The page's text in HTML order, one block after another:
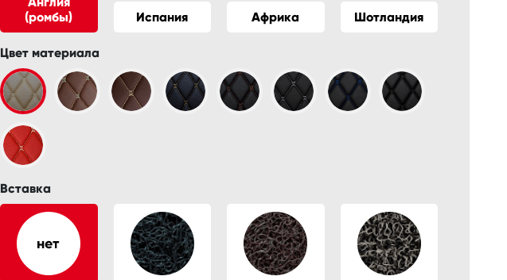
(ромбы)
Испания Африка Шотландия
Цвет материала
Вставка